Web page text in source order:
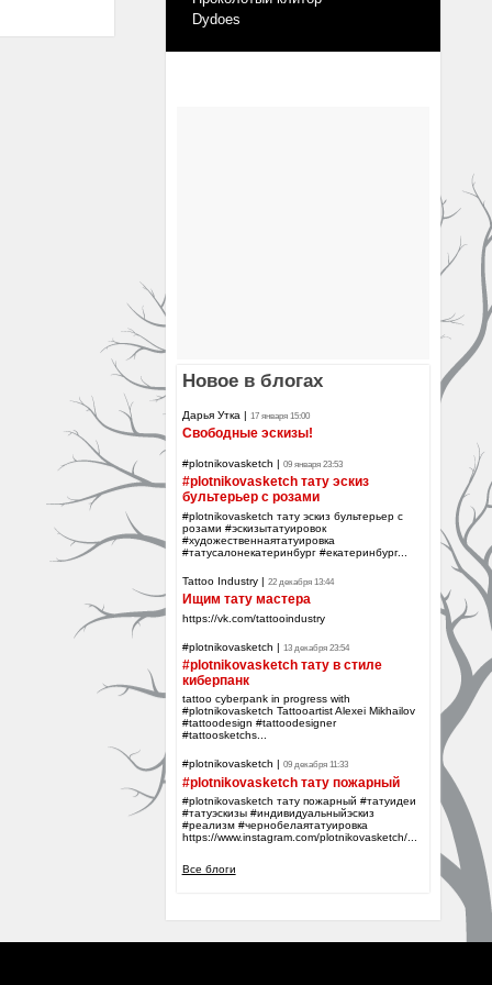
Dydoes
Новое в блогах
Дарья Утка | 17 января 15:00
Свободные эскизы!
#plotnikovasketch | 09 января 23:53
#plotnikovasketch тату эскиз
бультерьер с розами
#plotnikovasketch тату эскиз бультерьер с
розами #эскизытатуировок
#художественнаятатуировка
#татусалонекатеринбург #екатеринбург...
Tattoo Industry| 22 декабря 13:44
Ищим тату мастера
https://vk.com/tattooindustry
#plotnikovasketch | 13 декабря 23:54
#plotnikovasketch тату в стиле
киберпанк
tattoo cyberpank in progress with
#plotnikovasketch Tattooartist Alexei Mikhailov
#tattoodesign #tattoodesigner
#tattoosketchs...
#plotnikovasketch | 09 декабря 11:33
#plotnikovasketch тату пожарный
#plotnikovasketch тату пожарный #татуидеи
#татуэскизы #индивидуальныйэскиз
#реализм #чернобелаятатуировка
https://www.instagram.com/plotnikovasketch/...
Все блоги